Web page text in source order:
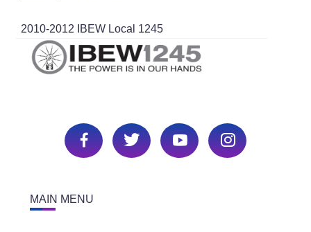
2010-2012 IBEW Local 1245
MAIN MENU